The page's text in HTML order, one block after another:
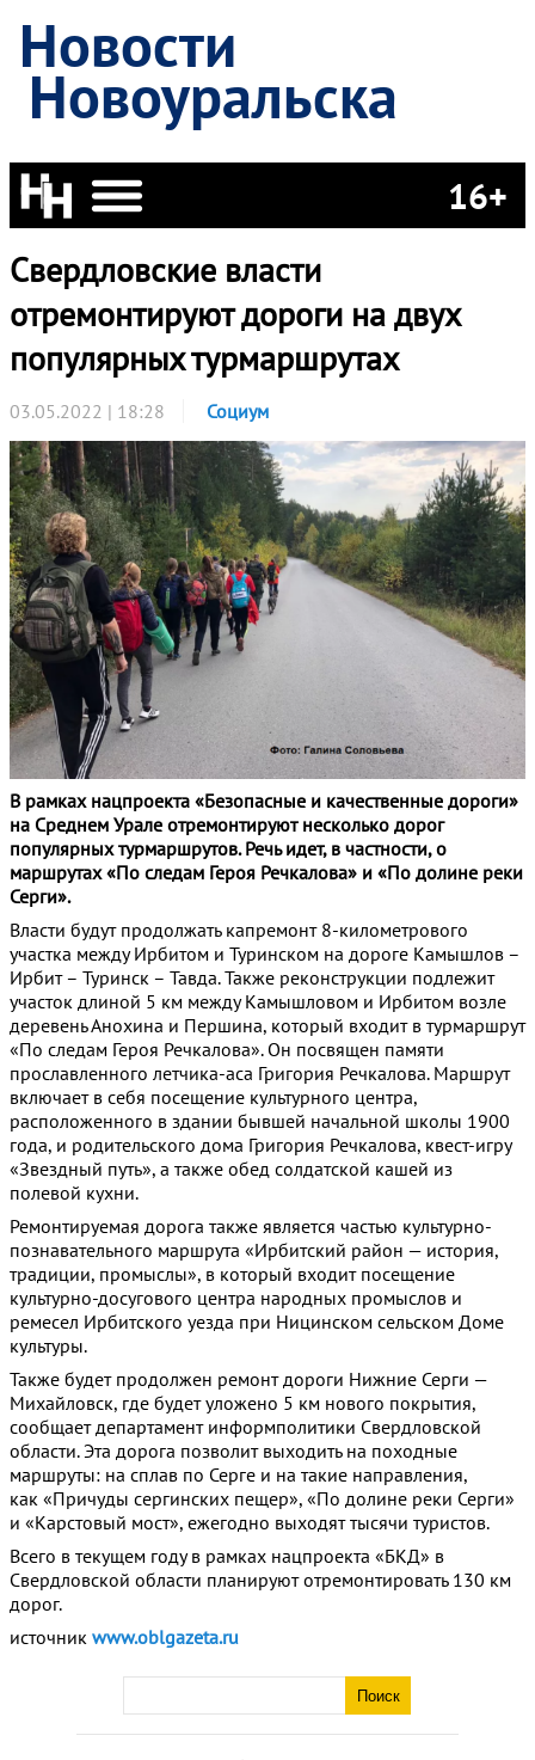
Новости
Новоуральска
16+
Свердловские власти
отремонтируют дороги на двух
популярных турмаршрутах
03.05.2022 | 18:28 Социум
В рамках нацпроекта «Безопасные и качественные дороги»
на Среднем Урале отремонтируют несколько дорог
популярных турмаршрутов. Речь идет, в частности, о
маршрутах «По следам Героя Речкалова» и «По долине реки
Серги».
Власти будут продолжать капремонт 8-километрового
участка между Ирбитом и Туринском на дороге Камышлов –
Ирбит – Туринск – Тавда. Также реконструкции подлежит
участок длиной 5 км между Камышловом и Ирбитом возле
деревень Анохина и Першина, который входит в турмаршрут
«По следам Героя Речкалова». Он посвящен памяти
прославленного летчика-аса Григория Речкалова. Маршрут
включает в себя посещение культурного центра,
расположенного в здании бывшей начальной школы 1900
года, и родительского дома Григория Речкалова, квест-игру
«Звездный путь», а также обед солдатской кашей из
полевой кухни.
Ремонтируемая дорога также является частью культурно-
познавательного маршрута «Ирбитский район — история,
традиции, промыслы», в который входит посещение
культурно-досугового центра народных промыслов и
ремесел Ирбитского уезда при Ницинском сельском Доме
культуры.
Также будет продолжен ремонт дороги Нижние Серги —
Михайловск, где будет уложено 5 км нового покрытия,
сообщает департамент информполитики Свердловской
области. Эта дорога позволит выходить на походные
маршруты: на сплав по Серге и на такие направления,
как «Причуды сергинских пещер», «По долине реки Серги»
и «Карстовый мост», ежегодно выходят тысячи туристов.
Всего в текущем году в рамках нацпроекта «БКД» в
Свердловской области планируют отремонтировать 130 км
дорог.
источник www.oblgazeta.ru